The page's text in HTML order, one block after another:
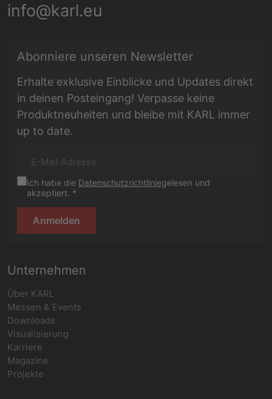
info@karl.eu
Abonniere unseren Newsletter
Erhalte exklusive Einblicke und Updates direkt
in deinen Posteingang! Verpasse keine
Produktneuheiten und bleibe mit KARL immer
up to date.
E-Mail Adresse
Ich habe die Datenschutzrichtliniegelesen und
akzeptiert. *
Anmelden
Unternehmen
Über KARL
Messen & Events
Downloads
Visualisierung
Karriere
Magazine
Projekte